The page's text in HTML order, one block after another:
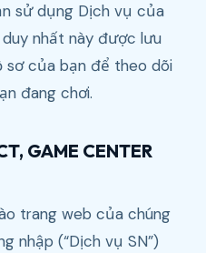
sử dụng Dịch vụ của
nhất này được lưu
sơ của bạn để theo dõi
đang chơi.
GAME CENTER
trang web của chúng
nhập (“Dịch vụ SN”)